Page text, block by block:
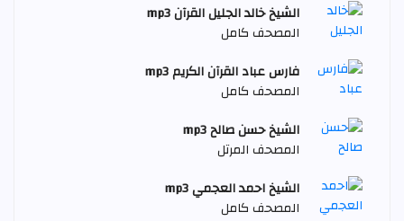
الشيخ خالد الجليل القرآن mp3
المصحف كامل
فارس عباد القرآن الكريم mp3
المصحف كامل
الشيخ حسن صالح mp3
المصحف المرتل
الشيخ احمد العجمي mp3
المصحف كامل